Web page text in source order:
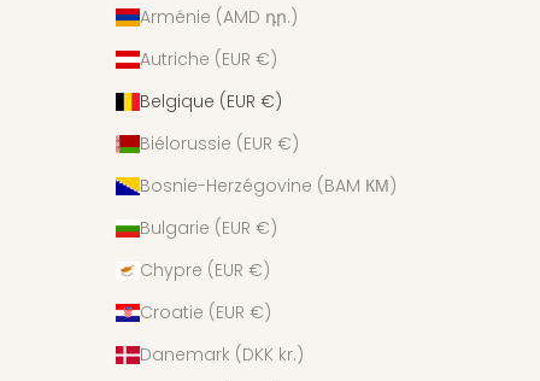
Arménie (AMD դր.)
Autriche (EUR €)
Belgique (EUR €)
Biélorussie (EUR €)
Bosnie-Herzégovine (BAM КМ)
Bulgarie (EUR €)
Chypre (EUR €)
Croatie (EUR €)
Danemark (DKK kr.)